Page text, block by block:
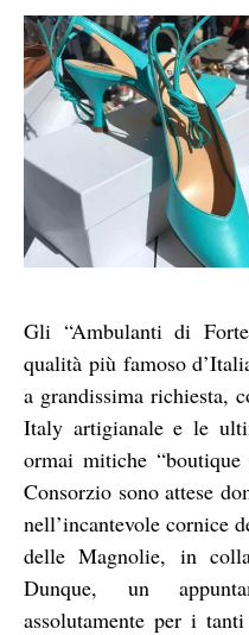
Gli “Ambulanti di
qualità più famoso
a grandissima richiesta,
Italy artigianale e le
ormai mitiche
Consorzio sono attese
nell’incantevole cornice
delle Magnolie, in
Dunque, un
assolutamente per i